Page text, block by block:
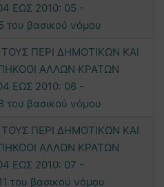
ΕΩΣ 2010: 05 -
του βασικού νόμου
ΠΕΡΙ ΔΗΜΟΤΙΚΩΝ ΚΑΙ
ΑΛΛΩΝ ΚΡΑΤΩΝ
ΕΩΣ 2010: 06 -
του βασικού νόμου
ΠΕΡΙ ΔΗΜΟΤΙΚΩΝ ΚΑΙ
ΑΛΛΩΝ ΚΡΑΤΩΝ
ΕΩΣ 2010: 07 -
του βασικού νόμου